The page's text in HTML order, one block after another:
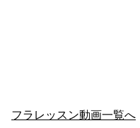
フラレッスン動画一覧へ